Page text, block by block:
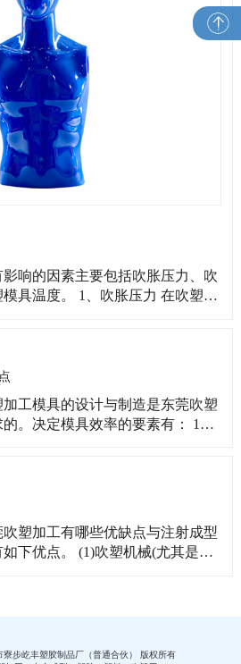
响的因素主要包括吹胀压力、吹
具温度。 1、吹胀压力 在吹塑过
起冷却作用。空气压力取决于塑
般控制在0．2～1．OM
工模具的设计与制造是东莞吹塑
。决定模具效率的要素有： 1、
具用的高级合金。由于该金属的
常采用机器切
塑加工有哪些优缺点与注射成型
下优点。 (1)吹塑机械(尤其是东
寮步屹丰塑胶制品厂（普通合伙） 版权所有